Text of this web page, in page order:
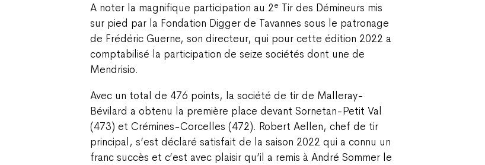
A noter la magnifique participation au 2e Tir des Démineurs mis
sur pied par la Fondation Digger de Tavannes sous le patronage
de Frédéric Guerne, son directeur, qui pour cette édition 2022 a
comptabilisé la participation de seize sociétés dont une de
Mendrisio.
Avec un total de 476 points, la société de tir de Malleray-
Bévilard a obtenu la première place devant Sornetan-Petit Val
(473) et Crémines-Corcelles (472). Robert Aellen, chef de tir
principal, s’est déclaré satisfait de la saison 2022 qui a connu un
franc succès et c’est avec plaisir qu’il a remis à André Sommer le